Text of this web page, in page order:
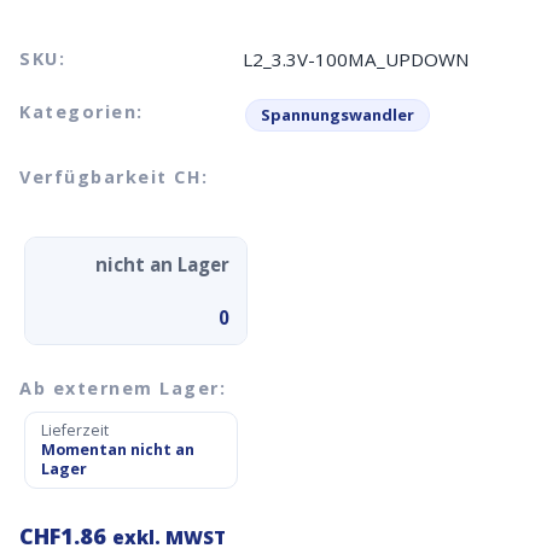
SKU: L2_3.3V-100MA_UPDOWN
Kategorien: Spannungswandler
Verfügbarkeit CH:
nicht an Lager
0
Ab externem Lager:
Lieferzeit
Momentan nicht an
Lager
CHF1.86 exkl. MWST